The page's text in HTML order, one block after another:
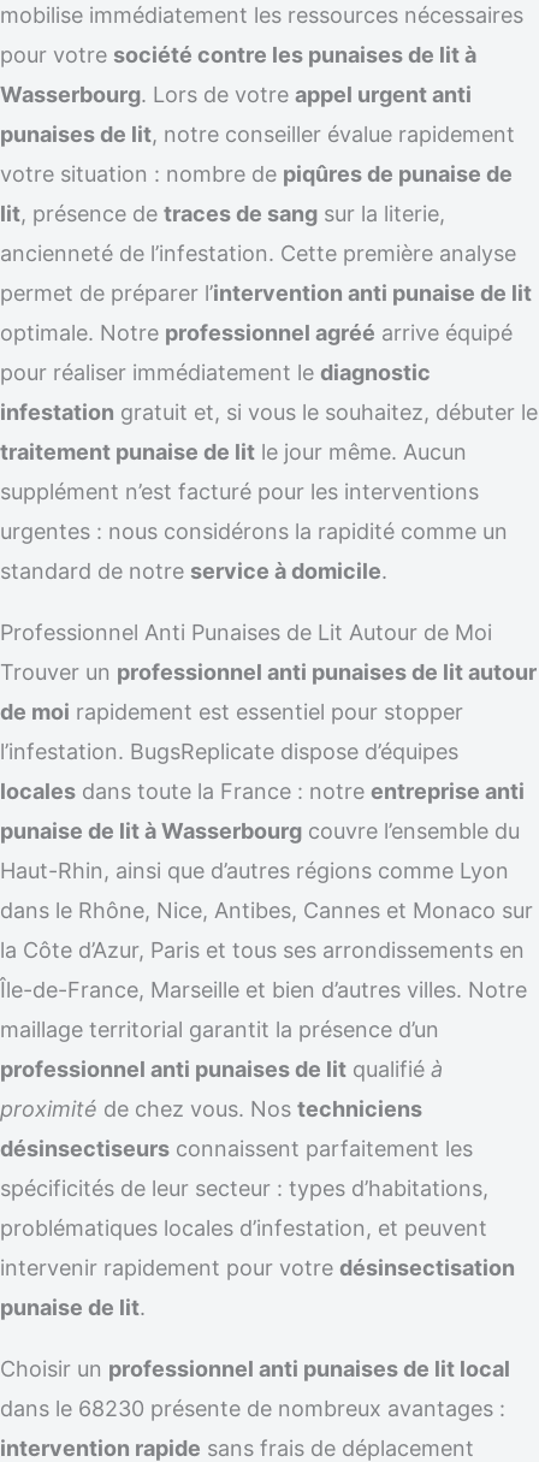
mobilise immédiatement les ressources nécessaires
pour votre société contre les punaises de lit à
Wasserbourg. Lors de votre appel urgent anti
punaises de lit, notre conseiller évalue rapidement
votre situation : nombre de piqûres de punaise de
lit, présence de traces de sang sur la literie,
ancienneté de l’infestation. Cette première analyse
permet de préparer l’intervention anti punaise de lit
optimale. Notre professionnel agréé arrive équipé
pour réaliser immédiatement le diagnostic
infestation gratuit et, si vous le souhaitez, débuter le
traitement punaise de lit le jour même. Aucun
supplément n’est facturé pour les interventions
urgentes : nous considérons la rapidité comme un
standard de notre service à domicile.
Professionnel Anti Punaises de Lit Autour de Moi
Trouver un professionnel anti punaises de lit autour
de moi rapidement est essentiel pour stopper
l’infestation. BugsReplicate dispose d’équipes
locales dans toute la France : notre entreprise anti
punaise de lit à Wasserbourg couvre l’ensemble du
Haut-Rhin, ainsi que d’autres régions comme Lyon
dans le Rhône, Nice, Antibes, Cannes et Monaco sur
la Côte d’Azur, Paris et tous ses arrondissements en
Île-de-France, Marseille et bien d’autres villes. Notre
maillage territorial garantit la présence d’un
professionnel anti punaises de lit qualifié à
proximité de chez vous. Nos techniciens
désinsectiseurs connaissent parfaitement les
spécificités de leur secteur : types d’habitations,
problématiques locales d’infestation, et peuvent
intervenir rapidement pour votre désinsectisation
punaise de lit.
Choisir un professionnel anti punaises de lit local
dans le 68230 présente de nombreux avantages :
intervention rapide sans frais de déplacement